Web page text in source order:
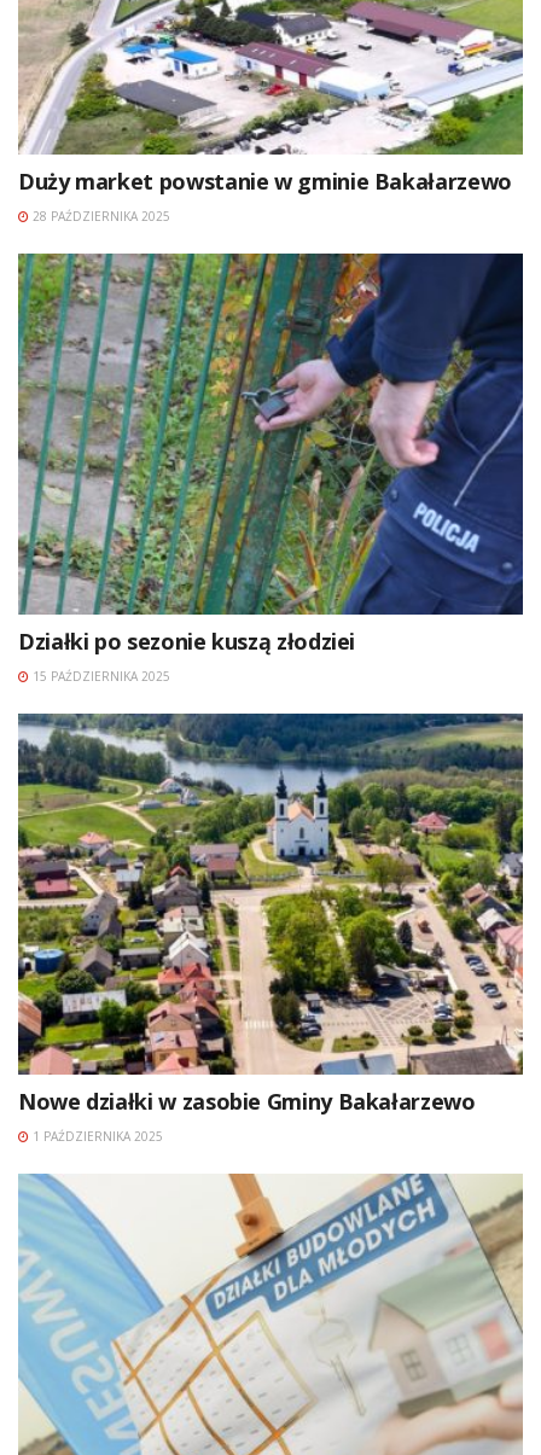
Duży market powstanie w gminie Bakałarzewo
28 PAŹDZIERNIKA 2025
Działki po sezonie kuszą złodziei
15 PAŹDZIERNIKA 2025
Nowe działki w zasobie Gminy Bakałarzewo
1 PAŹDZIERNIKA 2025